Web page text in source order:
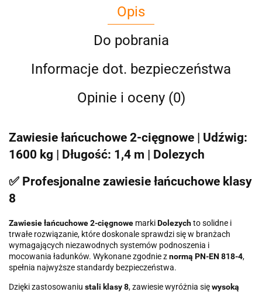
Opis
Do pobrania
Informacje dot. bezpieczeństwa
Opinie i oceny (0)
Zawiesie łańcuchowe 2-cięgnowe | Udźwig:
1600 kg | Długość: 1,4 m | Dolezych
✅ Profesjonalne zawiesie łańcuchowe klasy
8
Zawiesie łańcuchowe 2-cięgnowe markiDolezychto solidne i
trwałe rozwiązanie, które doskonale sprawdzi się w branżach
wymagających niezawodnych systemów podnoszenia i
mocowania ładunków. Wykonane zgodnie znormą PN-EN 818-4,
spełnia najwyższe standardy bezpieczeństwa.
Dzięki zastosowaniu stali klasy 8, zawiesie wyróżnia sięwysoką